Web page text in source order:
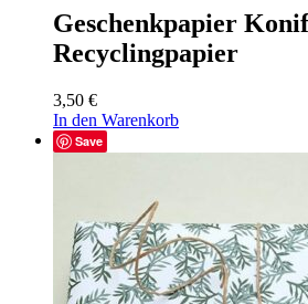
Geschenkpapier
Recyclingpapier
3,50 €
In den Warenkorb
Save